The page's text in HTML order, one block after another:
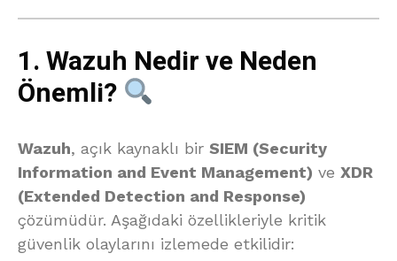
1. Wazuh Nedir ve Neden
Önemli?
Wazuh, açık kaynaklı bir SIEM (Security
Information and Event Management) ve XDR
(Extended Detection and Response)
çözümüdür. Aşağıdaki özellikleriyle kritik
güvenlik olaylarını izlemede etkilidir: